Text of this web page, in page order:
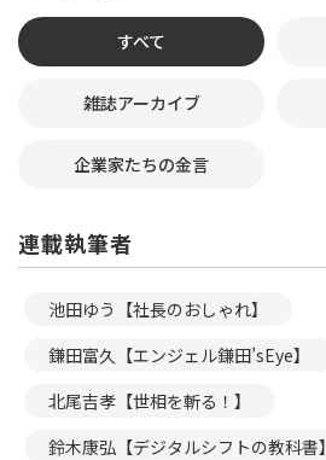
すべて
雑誌アーカイブ
企業家たちの金言
連載執筆者
池田ゆう【社長のおしゃれ】
鎌田富久【エンジェル鎌田’sEye】
北尾吉孝【世相を斬る！】
鈴木康弘【デジタルシフトの教科書】